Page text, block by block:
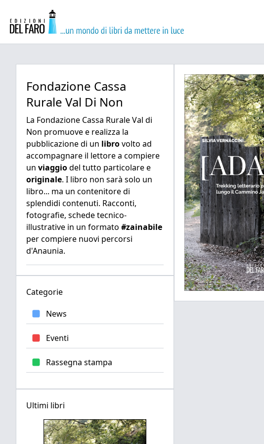
Fondazione Cassa
Rurale Val Di Non
La Fondazione Cassa Rurale Val di
Non promuove e realizza la
pubblicazione di un librovolto ad
accompagnare il lettore a compiere
un viaggiodel tutto particolare e
originale. I libro non sarà solo un
libro... ma un contenitore di
splendidi contenuti. Racconti,
fotografie, schede tecnico-
illustrative in un formato #zainabile
per compiere nuovi percorsi
d'Anaunia.
Categorie
News
Eventi
Rassegna stampa
Ultimi libri